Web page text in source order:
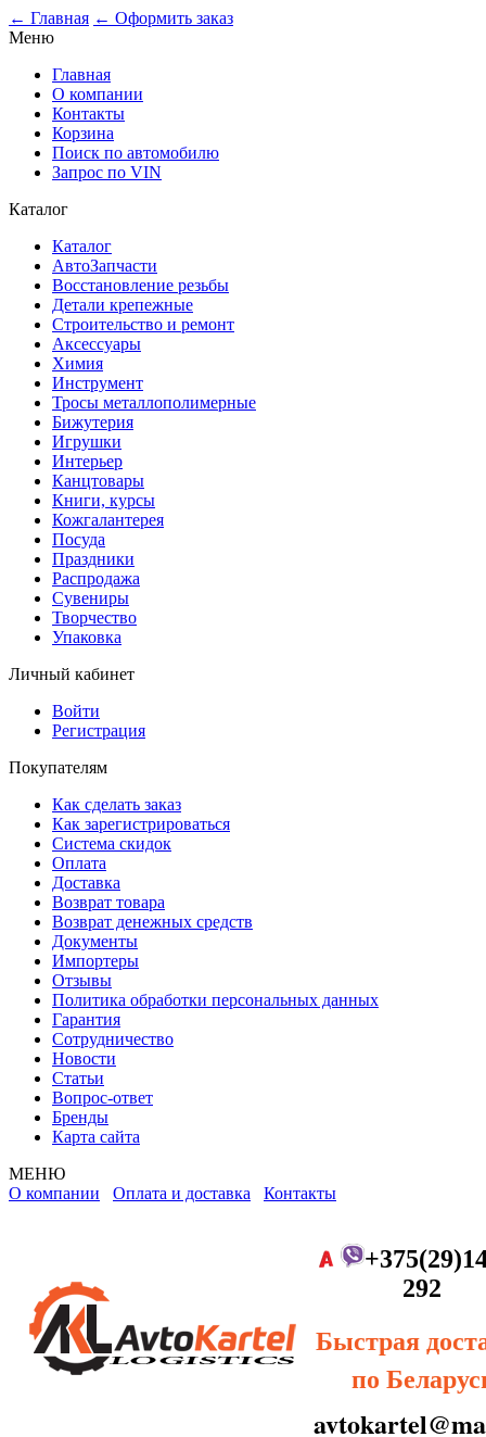
← Главная ← Оформить заказ
Меню
Главная
О компании
Контакты
Корзина
Поиск по автомобилю
Запрос по VIN
Каталог
Каталог
АвтоЗапчасти
Восстановление резьбы
Детали крепежные
Строительство и ремонт
Аксессуары
Химия
Инструмент
Тросы металлополимерные
Бижутерия
Игрушки
Интерьер
Канцтовары
Книги, курсы
Кожгалантерея
Посуда
Праздники
Распродажа
Сувениры
Творчество
Упаковка
Личный кабинет
Войти
Регистрация
Покупателям
Как сделать заказ
Как зарегистрироваться
Система скидок
Оплата
Доставка
Возврат товара
Возврат денежных средств
Документы
Импортеры
Отзывы
Политика обработки персональных данных
Гарантия
Сотрудничество
Новости
Статьи
Вопрос-ответ
Бренды
Карта сайта
МЕНЮ
О компании Оплата и доставка Контакты
292
Быстрая
по